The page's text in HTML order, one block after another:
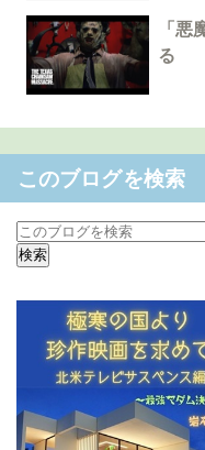
「
る
このブログを検索